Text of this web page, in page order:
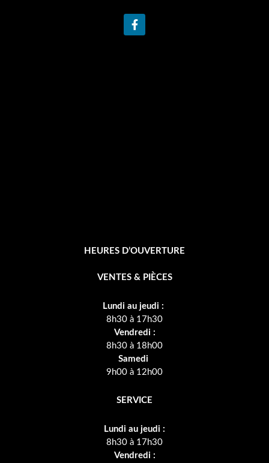
F
HEURES D’OUVERTURE
VENTES & PIÈCES
Lundi au jeudi :
8h30 à 17h30
Vendredi :
8h30 à 18h00
Samedi
9h00 à 12h00
SERVICE
Lundi au jeudi :
8h30 à 17h30
Vendredi :